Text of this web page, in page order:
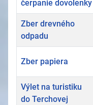
čerpanie dovolenky
Zber drevného
odpadu
Zber papiera
Výlet na turistiku
do Terchovej